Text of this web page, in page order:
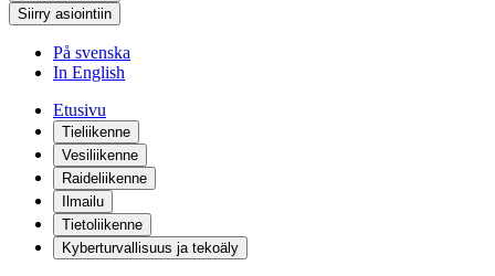
Siirry asiointiin
På svenska
In English
Etusivu
Tieliikenne
Vesiliikenne
Raideliikenne
Ilmailu
Tietoliikenne
Kyberturvallisuus ja tekoäly